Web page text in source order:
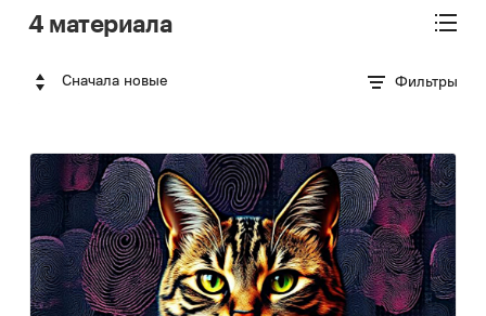
4 материала
Сначала новые Фильтры